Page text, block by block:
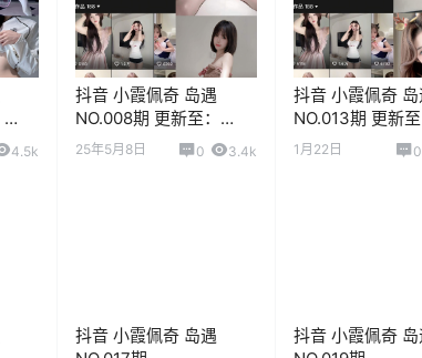
4.5k
抖音 小霞佩奇 岛遇
NO.008期 更新至：
2025.7.21
25年5月8日 0 3.4k
抖音 小霞佩奇 岛
NO.013期 更新至
2026.1.22
1月22日 0
抖音 小霞佩奇 岛遇
抖音 小霞佩奇 岛